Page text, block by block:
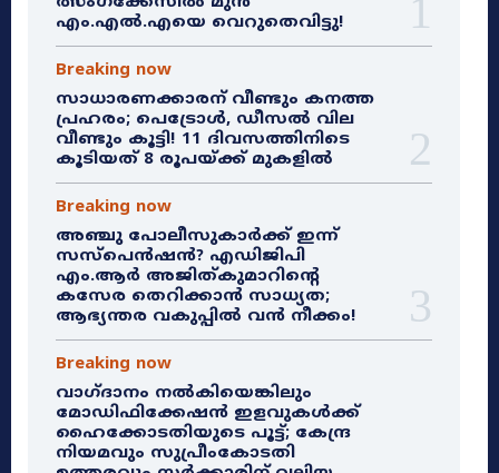
എം.എൽ.എയെ വെറുതെവിട്ടു!
Breaking now
സാധാരണക്കാരന് വീണ്ടും കനത്ത
പ്രഹരം; പെട്രോൾ, ഡീസൽ വില
വീണ്ടും കൂട്ടി! 11 ദിവസത്തിനിടെ
കൂടിയത് 8 രൂപയ്ക്ക് മുകളിൽ
Breaking now
അഞ്ചു പോലീസുകാർക്ക് ഇന്ന്
സസ്‌പെൻഷൻ? എഡിജിപി
എം.ആർ അജിത്കുമാറിൻ്റെ
കസേര തെറിക്കാൻ സാധ്യത;
ആഭ്യന്തര വകുപ്പിൽ വൻ നീക്കം!
Breaking now
വാഗ്ദാനം നൽകിയെങ്കിലും
മോഡിഫിക്കേഷൻ ഇളവുകൾക്ക്
ഹൈക്കോടതിയുടെ പൂട്ട്; കേന്ദ്ര
നിയമവും സുപ്രീംകോടതി